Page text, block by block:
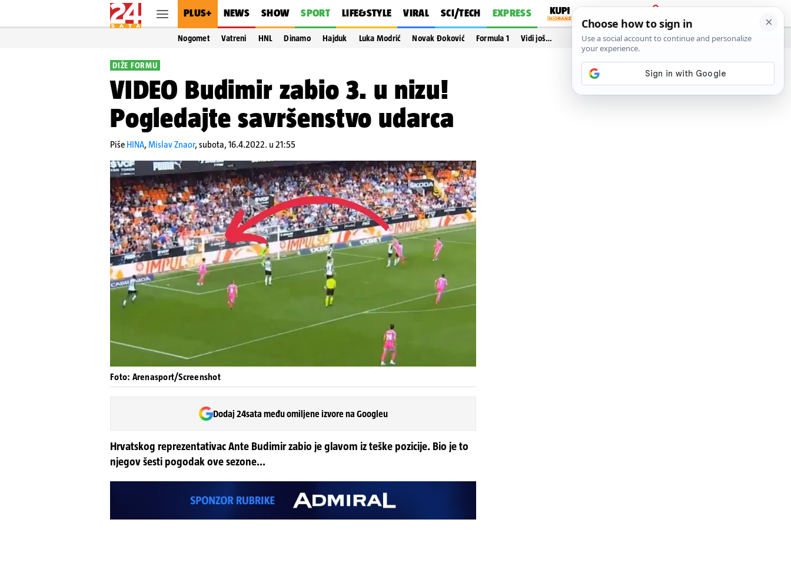
PLUS+ NEWS SHOW SPORT LIFE&STYLE VIRAL SCI/TECH EXPRESS
PRIJAVA
Nogomet Vatreni HNL Dinamo Hajduk Luka Modrić Novak Đoković Formula 1 Vidi još…
DIŽE FORMU
VIDEO Budimir zabio 3. u nizu!
Pogledajte savršenstvo udarca
Piše HINA,Mislav Znaor,subota, 16.4.2022. u 21:55
Foto: Arenasport/Screenshot
Dodaj 24sata među omiljene izvore na Googleu
Hrvatskog reprezentativac Ante Budimir zabio je glavom iz teške pozicije. Bio je to
njegov šesti pogodak ove sezone...